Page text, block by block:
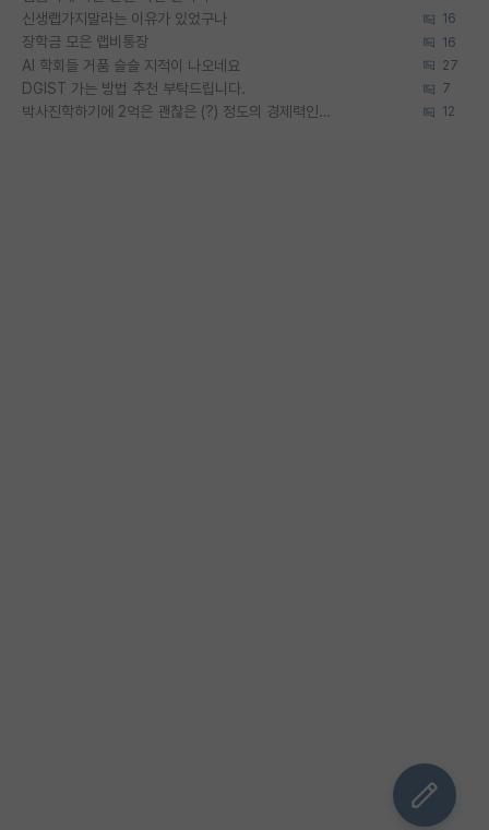
신생랩가지말라는 이유가 있었구나 16
장학금 모은 랩비통장 16
AI 학회들 거품 슬슬 지적이 나오네요 27
DGIST 가는 방법 추천 부탁드립니다. 7
박사진학하기에 2억은 괜찮은 (?) 정도의 경제력인가요 12